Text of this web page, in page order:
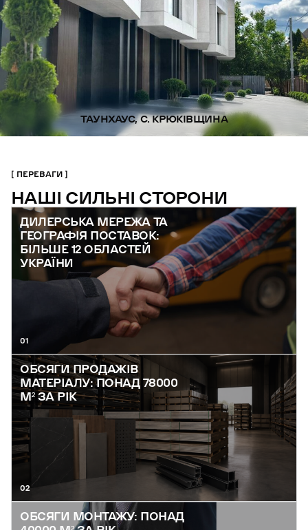
ТАУНХАУС, С. КРЮКІВЩИНА
ПЕРЕВАГИ
НАШІ СИЛЬНІ СТОРОНИ
ДИЛЕРСЬКА МЕРЕЖА ТА
ГЕОГРАФІЯ ПОСТАВОК:
БІЛЬШЕ 12 ОБЛАСТЕЙ
УКРАЇНИ
01
ОБСЯГИ ПРОДАЖІВ
МАТЕРІАЛУ: ПОНАД 78000
М² ЗА РІК
02
ОБСЯГИ МОНТАЖУ: ПОНАД